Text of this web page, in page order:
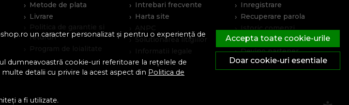
un caracter personalizat și pentru o experiență de
dumneavoastră cookie-uri referitoare la rețelele de
detalii cu privire la acest aspect din Politica de
a fi utilizate.
Accepta toate cookie-urile
Doar cookie-uri esentiale
Metode de plata
Livrare
Politica de garantie si
retururi
Program de loialitate
Intrebari frecvente
Harta site
ANPC
Solutionarea litigiilor
Informatii legale
Inregistrare
Recuperare parola
Istoric comenzi
Produse favorite
Devino partener